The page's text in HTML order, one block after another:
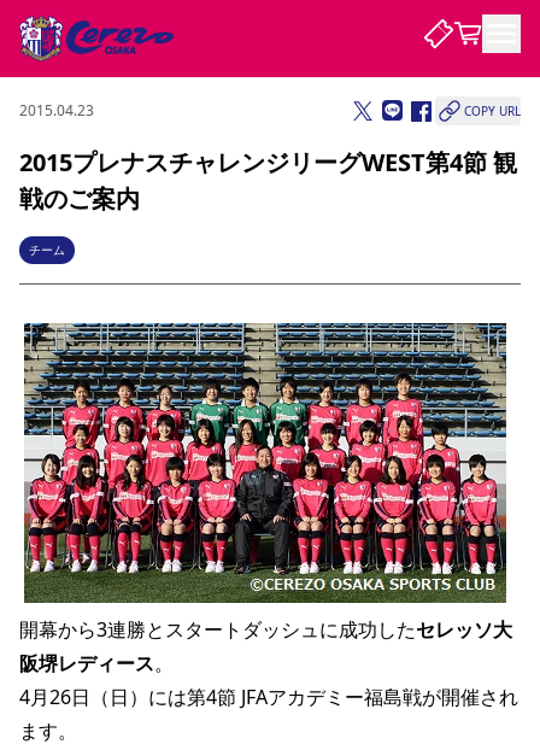
試合・チーム
試合について
試合日程 / 結果
チームについて
選手・スタッフ スケジュール メディア情報 アクセス レディース
アカデミー ハナサカプレーヤー 歴代所属選手
観戦する
チケット
チケット情報 販売スケジュール 価格・席種 購入方法
シーズンシート 法人シーズンシート 福祉サービス 団体チケット
特定興行入場券 譲渡サービス リセールサービス
観戦ガイド
初めて観戦ガイド キッズ向けサービス グルメ マッチデープログラム
観戦マナー&ルール ビジターサポーター観戦ガイド 公式アプリ
スタジアム
YANMAR HANASAKA STADIUM
DAZNで観戦
DAZNで観戦
アウェイツアー
アウェイツアー
クラブを知る
セレッソ大阪について
クラブ紹介 沿革 シーズン記録 求人情報
サポートする
パートナー企業募集中 セレッソ大阪VISAカード サポートスタッフ
セレッソアイデアちょうだいな 応援商店街
Lise（ライセンスビジネス）
サステナビリティ
サステナビリティポリシー SDGsのゴール
インパクトレポート
活動レポート SPORT POSITIVE LEAGUES 取り組み実績
スポーツクラブ
スポーツクラブ
ファンクラブ
ファンクラブ
SAKURA SOCIO SAKURA POINT Program 招待券引換方法 先行入場
まいセレチケット 会員規定 婚姻届・出生届・命名書
ニュース
ニュース
すべて チーム グッズ チケット イベント ファンクラブ
ホームタウン パートナー スポーツクラブ メディア 30周年
レディース
アカデミー
2015.04.23 COPY URL
2015プレナスチャレンジリーグWEST第4節 観
戦のご案内
チーム
開幕から3連勝とスタートダッシュに成功したセレッソ大
阪堺レディース。
4月26日（日）には第4節 JFAアカデミー福島戦が開催され
ます。